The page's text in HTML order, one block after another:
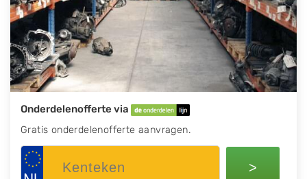
Onderdelenofferte via
Gratis onderdelenofferte aanvragen.
>